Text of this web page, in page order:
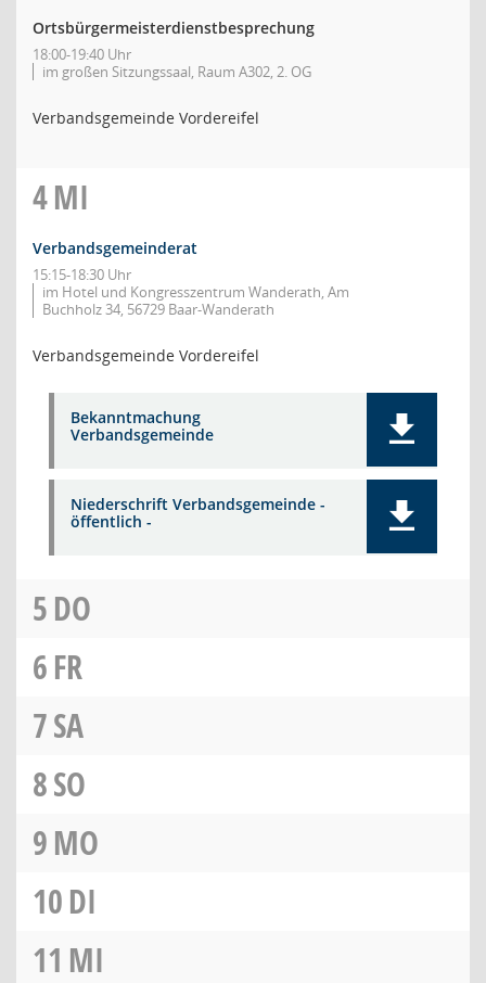
Ortsbürgermeisterdienstbesprechung
18:00-19:40 Uhr
im großen Sitzungssaal, Raum A302, 2. OG
Verbandsgemeinde Vordereifel
4MI
Verbandsgemeinderat
15:15-18:30 Uhr
im Hotel und Kongresszentrum Wanderath, Am
Buchholz 34, 56729 Baar-Wanderath
Verbandsgemeinde Vordereifel
Bekanntmachung
Verbandsgemeinde
Niederschrift Verbandsgemeinde -
öffentlich -
5DO
6FR
7SA
8SO
9MO
10DI
11 MI